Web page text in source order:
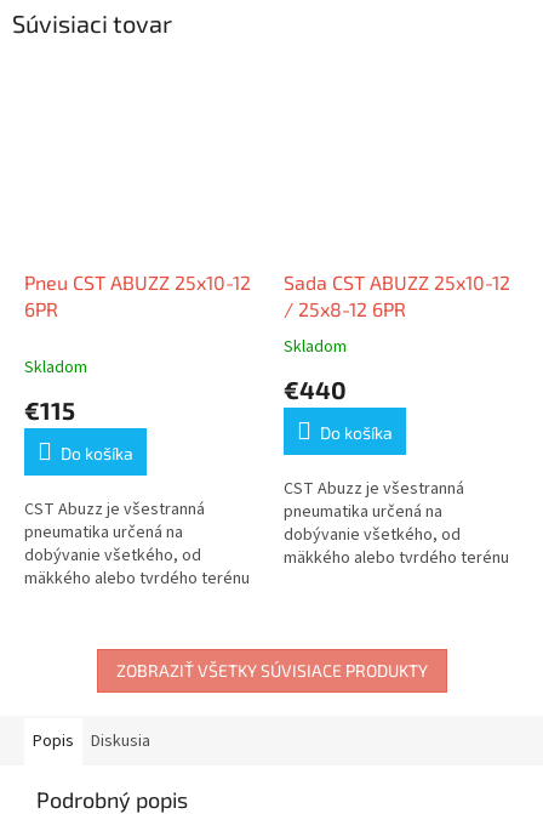
Súvisiaci tovar
Pneu CST ABUZZ 25x10-12
6PR
Skladom
€115
Do košíka
CST Abuzz je všestranná
pneumatika určená na
dobývanie všetkého, od
mäkkého alebo tvrdého terénu
Sada CST ABUZZ 25x10-12
/ 25x8-12 6PR
Priemerné
produktu
3,5
5
hviezdičiek.
Skladom
€440
Do košíka
CST Abuzz je všestranná
pneumatika určená na
dobývanie všetkého, od
mäkkého alebo tvrdého terénu
ZOBRAZIŤ VŠETKY SÚVISIACE PRODUKTY
Popis Diskusia
Podrobný popis